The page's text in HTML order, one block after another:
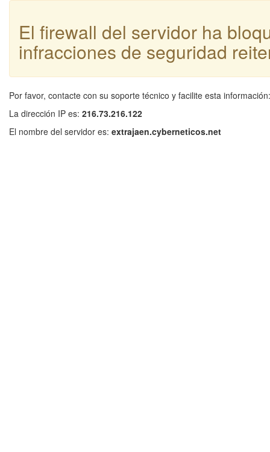
El firewall del servidor ha
infracciones de seguridad
Por favor, contacte con su soporte técnico y facilite esta información:
La dirección IP es: 216.73.216.122
El nombre del servidor es: extrajaen.cyberneticos.net